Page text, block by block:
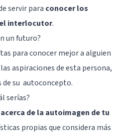
servir para conocer los
interlocutor.
un futuro?
para conocer mejor a alguien
aspiraciones de esta persona,
su autoconcepto.
serías?
de la autoimagen de tu
propias que considera más